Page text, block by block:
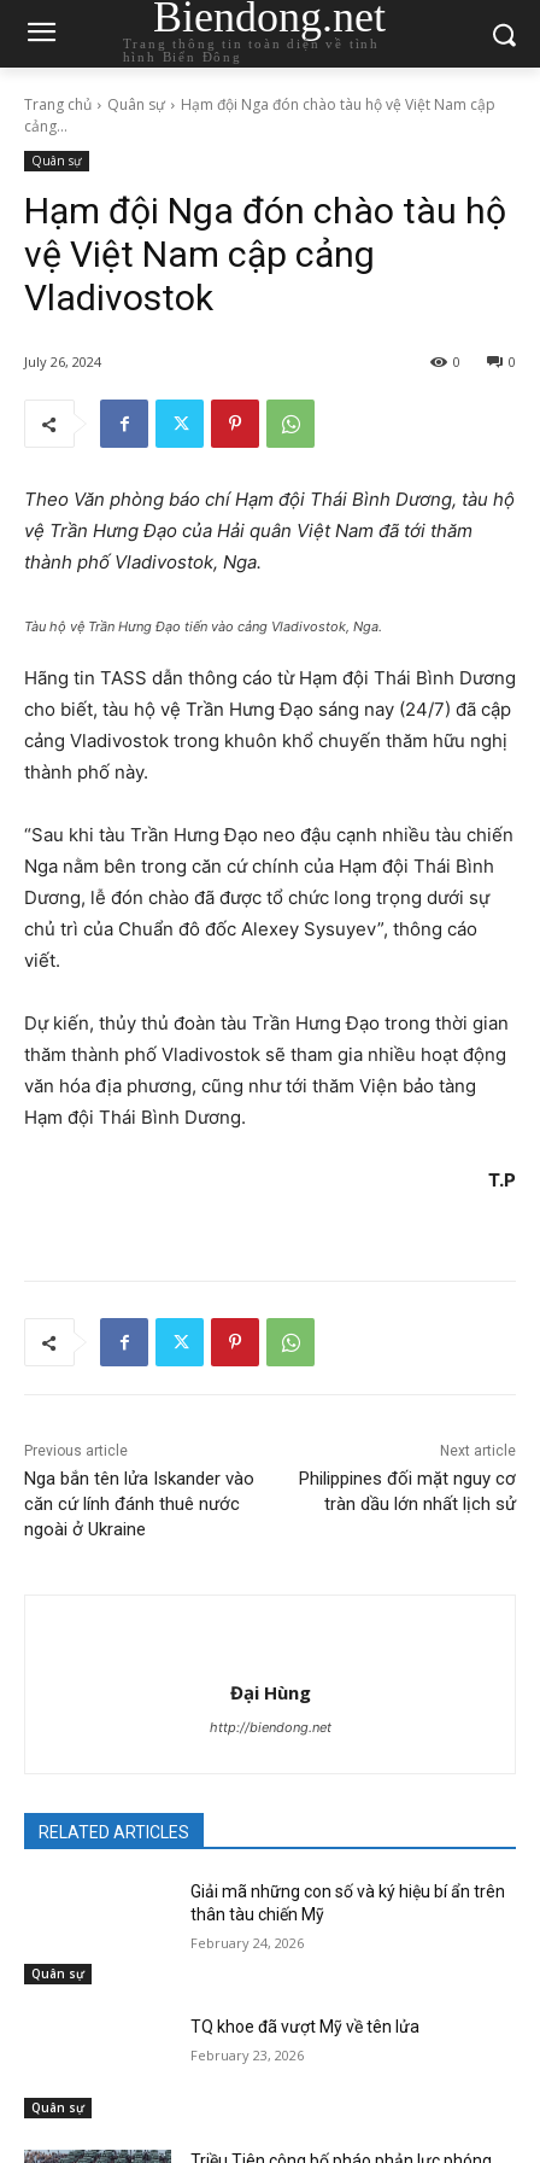
Biendong.net
Trang thông tin toàn diện về tình
hình Biển Đông
Trang chủ Quân sự
Hạm đội Nga đón chào tàu hộ vệ Việt Nam cập
cảng...
Quân sự
Hạm đội Nga đón chào tàu hộ
vệ Việt Nam cập cảng
Vladivostok
July 26, 2024 0
0
Theo Văn phòng báo chí Hạm đội Thái Bình Dương, tàu hộ
vệ Trần Hưng Đạo của Hải quân Việt Nam đã tới thăm
thành phố Vladivostok, Nga.
Tàu hộ vệ Trần Hưng Đạo tiến vào cảng Vladivostok, Nga.
Hãng tin TASS dẫn thông cáo từ Hạm đội Thái Bình Dương
cho biết, tàu hộ vệ Trần Hưng Đạo sáng nay (24/7) đã cập
cảng Vladivostok trong khuôn khổ chuyến thăm hữu nghị
thành phố này.
“Sau khi tàu Trần Hưng Đạo neo đậu cạnh nhiều tàu chiến
Nga nằm bên trong căn cứ chính của Hạm đội Thái Bình
Dương, lễ đón chào đã được tổ chức long trọng dưới sự
chủ trì của Chuẩn đô đốc Alexey Sysuyev”, thông cáo
viết.
Dự kiến, thủy thủ đoàn tàu Trần Hưng Đạo trong thời gian
thăm thành phố Vladivostok sẽ tham gia nhiều hoạt động
văn hóa địa phương, cũng như tới thăm Viện bảo tàng
Hạm đội Thái Bình Dương.
T.P
Previous article
Nga bắn tên lửa Iskander vào
căn cứ lính đánh thuê nước
ngoài ở Ukraine
Next article
Philippines đối mặt nguy cơ
tràn dầu lớn nhất lịch sử
Đại Hùng
http://biendong.net
RELATED ARTICLES
Quân sự
Giải mã những con số và ký hiệu bí ẩn trên
thân tàu chiến Mỹ
February 24, 2026
Quân sự
TQ khoe đã vượt Mỹ về tên lửa
February 23, 2026